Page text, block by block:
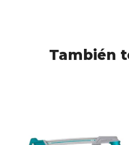
También